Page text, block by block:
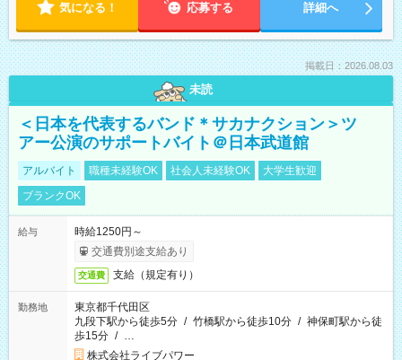
気になる！ 応募する 詳細へ
掲載日：2026.08.03
未読
＜日本を代表するバンド＊サカナクション＞ツ
アー公演のサポートバイト＠日本武道館
アルバイト 職種未経験OK 社会人未経験OK
大学生歓迎
ブランクOK
給与
時給1250円～
交通費別途支給あり
交通費 支給（規定有り）
勤務地
東京都千代田区
九段下駅から徒歩5分 / 竹橋駅から徒歩10分 / 神保町駅から徒
歩15分 / …
株式会社ライブパワー